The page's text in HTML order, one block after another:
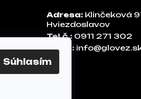
Súhlasím
Adresa: Klinčeková
Hviezdoslavov
Tel.č.: 0911 271 302
Email: